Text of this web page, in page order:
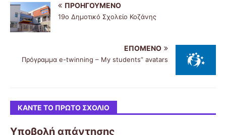
ΠΡΟΗΓΟΎΜΕΝΟ
19ο Δημοτικό Σχολείο Κοζάνης
ΕΠΌΜΕΝΟ
Πρόγραμμα e-twinning – My students” avatars
ΚΆΝΤΕ ΤΟ ΠΡΏΤΟ ΣΧΌΛΙΟ
Υποβολή απάντησης